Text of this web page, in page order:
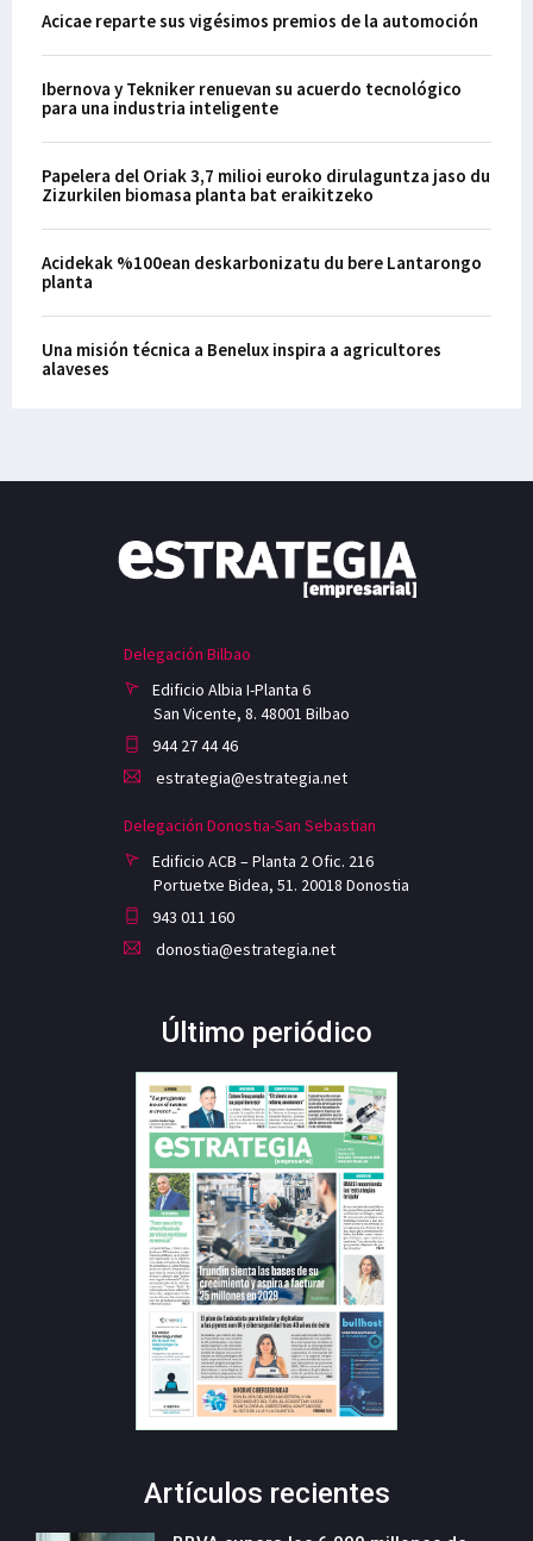
Acicae reparte sus vigésimos premios de la automoción
Ibernova y Tekniker renuevan su acuerdo tecnológico
para una industria inteligente
Papelera del Oriak 3,7 milioi euroko dirulaguntza jaso du
Zizurkilen biomasa planta bat eraikitzeko
Acidekak %100ean deskarbonizatu du bere Lantarongo
planta
Una misión técnica a Benelux inspira a agricultores
alaveses
Delegación Bilbao
Edificio Albia I-Planta 6
San Vicente, 8. 48001 Bilbao
944 27 44 46
estrategia@estrategia.net
Delegación Donostia-San Sebastian
Edificio ACB – Planta 2 Ofic. 216
Portuetxe Bidea, 51. 20018 Donostia
943 011 160
donostia@estrategia.net
Último periódico
Artículos recientes